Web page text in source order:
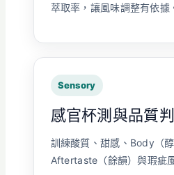
萃取率，讓風味調整有依據
Sensory
感官杯測與品質
訓練酸質、甜感、Body（醇
Aftertaste（餘韻）與瑕疵